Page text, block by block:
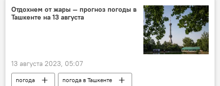
еда
вода
Отдохнем от жары — прогноз погоды в
Ташкенте на 13 августа
13 августа 2023, 05:07
погода
погода в Ташкенте